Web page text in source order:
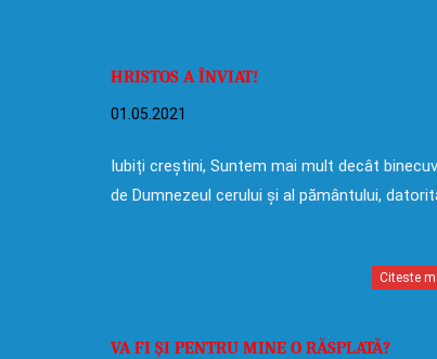
HRISTOS A ÎNVIAT!
01.05.2021
Iubiți creștini, Suntem mai mult decât
de Dumnezeul cerului și al pământului,
Citeste
VA FI ȘI PENTRU MINE O RĂSPLATĂ?